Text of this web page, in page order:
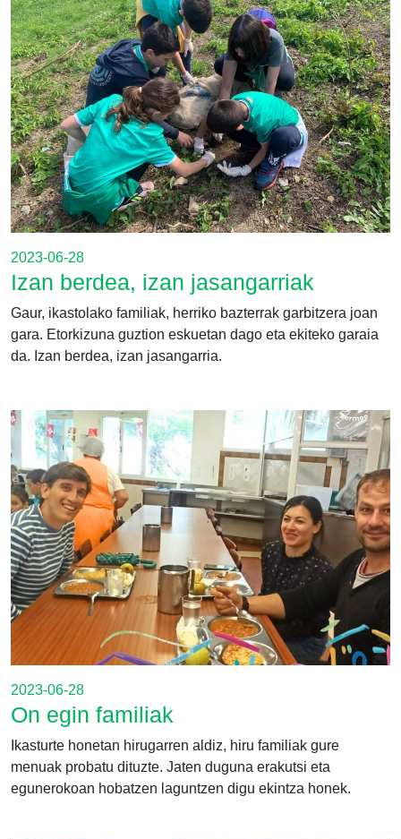
2023-06-28
Izan berdea, izan jasangarriak
Gaur, ikastolako familiak, herriko bazterrak garbitzera joan
gara. Etorkizuna guztion eskuetan dago eta ekiteko garaia
da. Izan berdea, izan jasangarria.
2023-06-28
On egin familiak
Ikasturte honetan hirugarren aldiz, hiru familiak gure
menuak probatu dituzte. Jaten duguna erakutsi eta
egunerokoan hobatzen laguntzen digu ekintza honek.